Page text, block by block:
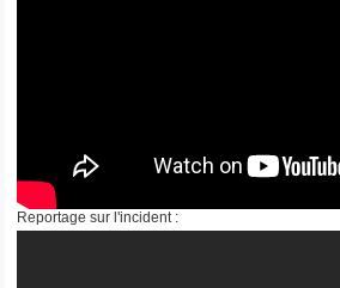
Reportage sur l'incident :